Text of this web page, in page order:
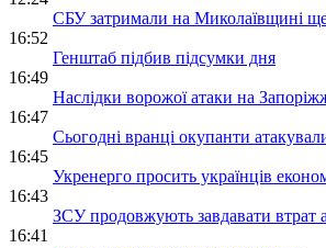
СБУ затримали на Миколаївщині
16:52
Генштаб підбив підсумки дня
16:49
Наслідки ворожої атаки на
16:47
Сьогодні вранці окупанти
16:45
Укренерго просить українців
16:43
ЗСУ продовжують завдавати втрат
16:41